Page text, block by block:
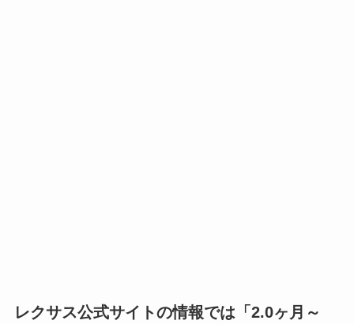
レクサス公式サイトの情報では「2.0ヶ月～